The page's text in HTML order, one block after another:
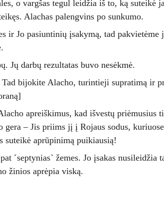
o vargšas tegul leidžia iš to, ką suteikė
Alachas palengvins po sunkumo.
ir Jo pasiuntinių įsakymą, tad pakvietėme
Jų darbų rezultatas buvo nesėkmė.
Tad bijokite Alacho, turintieji supratimą ir
apreiškimus, kad išvestų priėmusius
– Jis priims jį į Rojaus sodus,
suteikė aprūpinimą puikiausią!
˹septynias˺ žemes. Jo įsakas nusileidžia
žinios aprėpia viską.